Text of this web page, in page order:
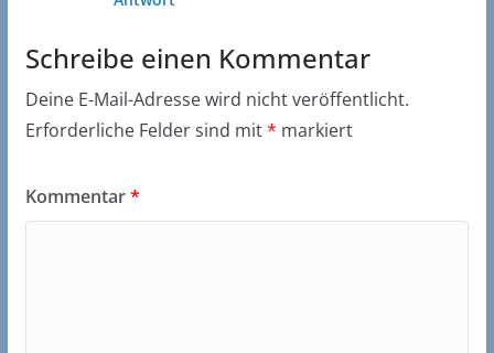
Schreibe einen Kommentar
Deine E-Mail-Adresse wird nicht veröffentlicht.
Erforderliche Felder sind mit* markiert
Kommentar*